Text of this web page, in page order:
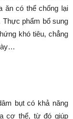
ăn có thể chống lại
Thực phẩm bổ sung
khó tiêu, chẳng
bụt có khả năng
cơ thể, từ đó giúp